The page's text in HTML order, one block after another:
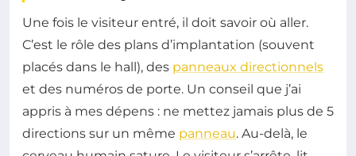
Une fois le visiteur entré, il doit savoir où aller.
C’est le rôle des plans d’implantation (souvent
placés dans le hall), des panneaux directionnels
et des numéros de porte. Un conseil que j’ai
appris à mes dépens : ne mettez jamais plus de 5
directions sur un même panneau. Au-delà, le